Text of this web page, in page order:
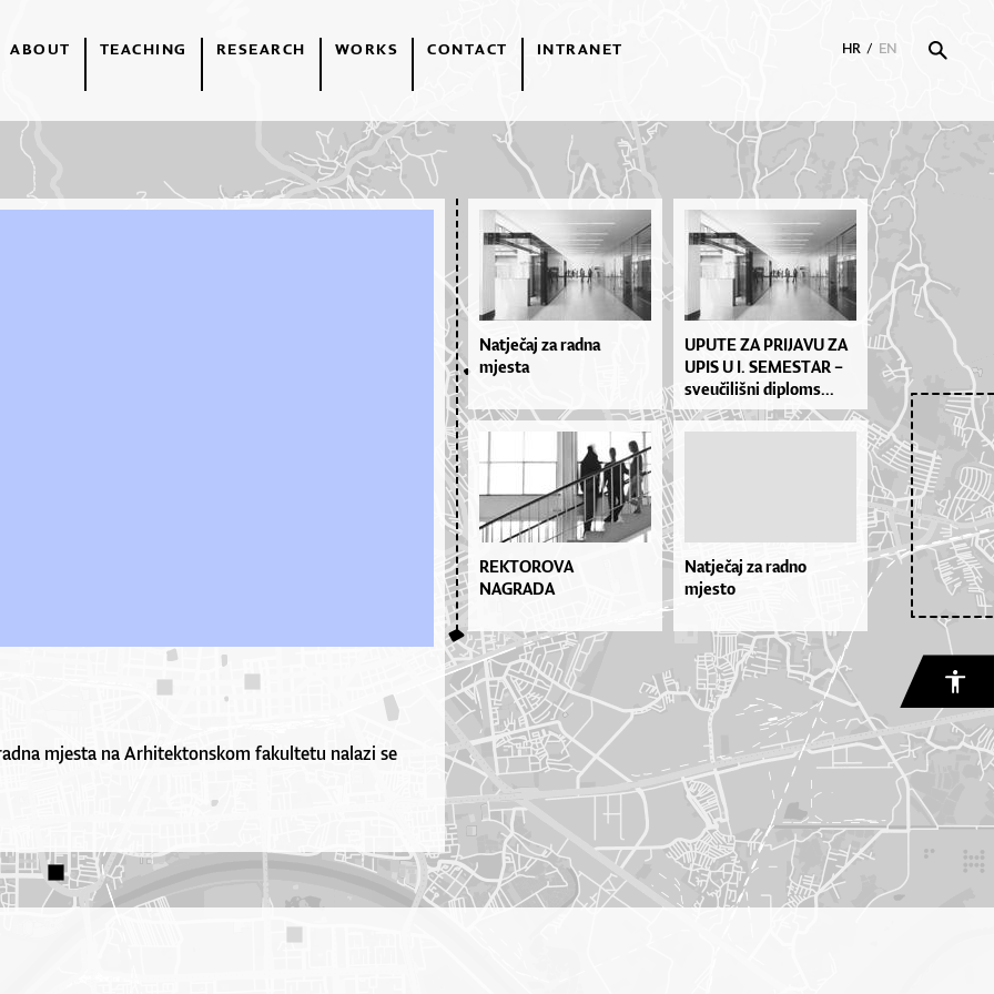
ABOUT TEACHING RESEARCH WORKS CONTACT INTRANET HR / EN
mjesta na Arhitektonskom fakultetu nalazi se
Natječaj za radna
mjesta
UPU­TE ZA PRI­JA­VU ZA
UPIS U I. SE­MES­TAR –
sve­u­či­liš­ni di­plo­ms...
REKTOROVA
NAGRADA
Natječaj za radno
mjesto